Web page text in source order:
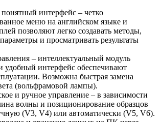
интерфейс – четко
меню на английском языке и
позволяют легко создавать методы,
и просматривать результаты
– интеллектуальный модуль
удобный интерфейс обеспечивают
Возможна быстрая замена
(вольфрамовой лампы).
и ручное управление – в зависимости
волны и позиционирование образцов
(V3, V4) или автоматически (V5, V6).